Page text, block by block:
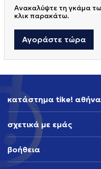
Ανακαλύψτε τη γκάμα
κλικ παρακάτω.
Αγοράστε τώρα
κατάστημα tike! αθήνα
σχετικά με εμάς
βοήθεια